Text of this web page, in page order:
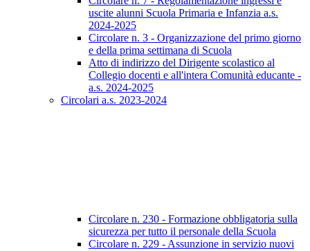
uscite alunni Scuola Primaria e Infanzia a.s.
2024-2025
Circolare n. 3 - Organizzazione del primo giorno
e della prima settimana di Scuola
Atto di indirizzo del Dirigente scolastico al
Collegio docenti e all'intera Comunità educante -
a.s. 2024-2025
Circolari a.s. 2023-2024
Circolare n. 230 - Formazione obbligatoria sulla
sicurezza per tutto il personale della Scuola
Circolare n. 229 - Assunzione in servizio nuovi